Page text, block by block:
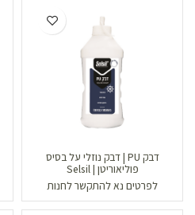
דבק PU | דבק נוזלי על בסיס
פוליאוריטן | Selsil
לפרטים נא להתקשר לחנות